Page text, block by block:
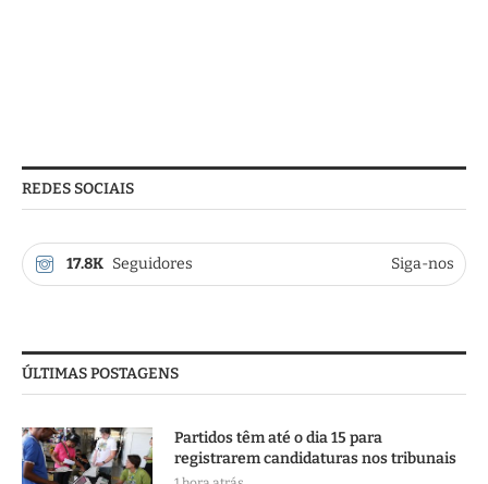
REDES SOCIAIS
17.8K Seguidores Siga-nos
ÚLTIMAS POSTAGENS
Partidos têm até o dia 15 para
registrarem candidaturas nos tribunais